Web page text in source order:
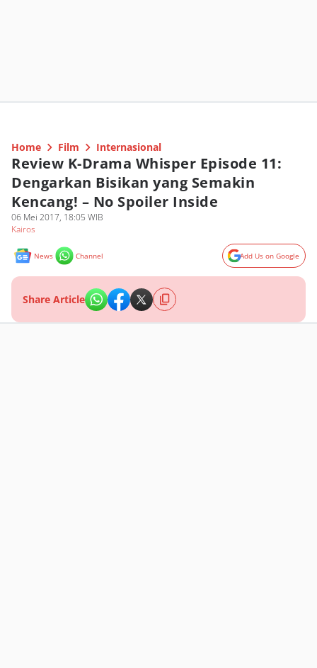
Home Film Internasional
Review K-Drama Whisper Episode 11:
Dengarkan Bisikan yang Semakin
Kencang! – No Spoiler Inside
06 Mei 2017, 18:05 WIB
Kairos
News Channel Add Us on Google
Share Article